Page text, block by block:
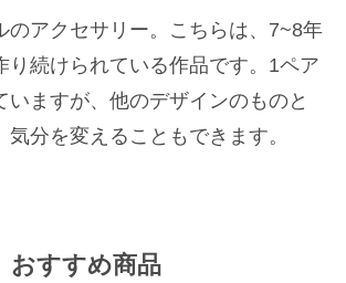
のアクセサリー。こちらは、7~8年
り続けられている作品です。1ペア
いますが、他のデザインのものと
分を変えることもできます。
おすすめ商品